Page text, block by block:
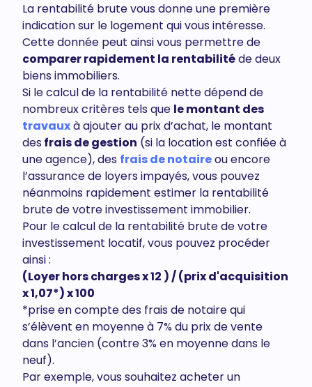
La rentabilité brute vous donne une première
indication sur le logement qui vous intéresse.
Cette donnée peut ainsi vous permettre de
comparer rapidement la rentabilitéde deux
biens immobiliers.
Si le calcul de la rentabilité nette dépend de
nombreux critères tels que le montant des
travauxà ajouter au prix d’achat, le montant
desfrais de gestion (si la location est confiée à
une agence), des frais de notaireou encore
l’assurance de loyers impayés, vous pouvez
néanmoins rapidement estimer la rentabilité
brute de votre investissement immobilier.
Pour le calcul de la rentabilité brute de votre
investissement locatif, vous pouvez procéder
ainsi :
(Loyer hors charges x 12 ) / (prix d'acquisition
x 1,07*) x 100
*prise en compte des frais de notaire qui
s’élèvent en moyenne à 7% du prix de vente
dans l’ancien (contre 3% en moyenne dans le
neuf).
Par exemple, vous souhaitez acheter un